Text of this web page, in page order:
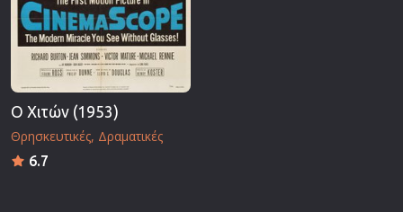
Ο Χιτών (1953)
Θρησκευτικές Δραματικές
6.7